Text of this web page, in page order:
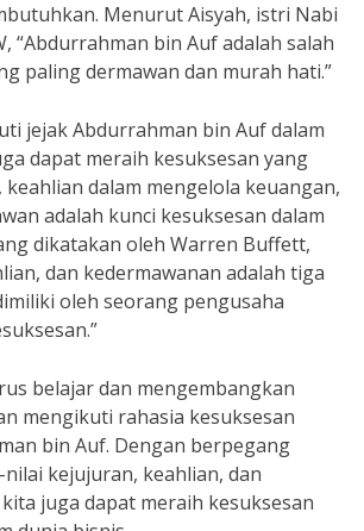
Menurut Aisyah, istri Nabi
“Abdurrahman bin Auf adalah salah
paling dermawan dan murah hati.”
jejak Abdurrahman bin Auf dalam
dapat meraih kesuksesan yang
keahlian dalam mengelola keuangan,
adalah kunci kesuksesan dalam
dikatakan oleh Warren Buffett,
dan kedermawanan adalah tiga
oleh seorang pengusaha
belajar dan mengembangkan
mengikuti rahasia kesuksesan
bin Auf. Dengan berpegang
kejujuran, keahlian, dan
juga dapat meraih kesuksesan